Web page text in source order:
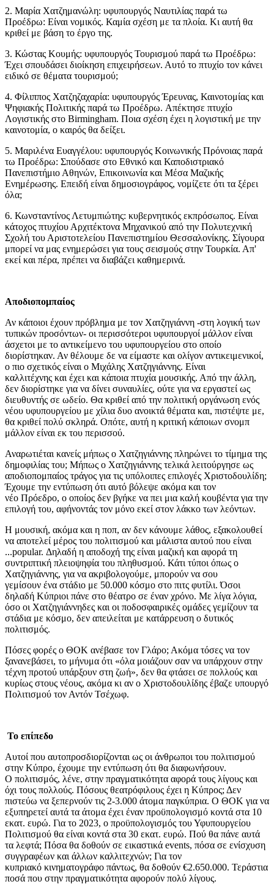
2. Μαρία Χατζημανώλη: υφυπουργός Ναυτιλίας παρά τω
Προέδρω: Είναι νομικός. Καμία σχέση με τα πλοία. Κι αυτή θα
κριθεί με βάση το έργο της.
3. Κώστας Κουμής: υφυπουργός Τουρισμού παρά τω Προέδρω:
Έχει σπουδάσει διοίκηση επιχειρήσεων. Αυτό το πτυχίο τον κάνει
ειδικό σε θέματα τουρισμού;
4. Φίλιππος Χατζηζαχαρία: υφυπουργός Έρευνας, Καινοτομίας και
Ψηφιακής Πολιτικής παρά τω Προέδρω. Απέκτησε πτυχίο
Λογιστικής στο Birmingham. Ποια σχέση έχει η λογιστική με την
καινοτομία, ο καιρός θα δείξει.
5. Μαριλένα Ευαγγέλου: υφυπουργός Κοινωνικής Πρόνοιας παρά
τω Προέδρω: Σπούδασε στο Εθνικό και Καποδιστριακό
Πανεπιστήμιο Αθηνών, Επικοινωνία και Μέσα Μαζικής
Ενημέρωσης. Επειδή είναι δημοσιογράφος, νομίζετε ότι τα ξέρει
όλα;
6. Κωνσταντίνος Λετυμπιώτης: κυβερνητικός εκπρόσωπος. Είναι
κάτοχος πτυχίου Αρχιτέκτονα Μηχανικού από την Πολυτεχνική
Σχολή του Αριστοτελείου Πανεπιστημίου Θεσσαλονίκης. Σίγουρα
μπορεί να μας ενημερώσει για τους σεισμούς στην Τουρκία. Απ'
εκεί και πέρα, πρέπει να διαβάζει καθημερινά.
Αποδιοπομπαίος
Αν κάποιοι έχουν πρόβλημα με τον Χατζηγιάννη -στη λογική των
τυπικών προσόντων- οι περισσότεροι υφυπουργοί μάλλον είναι
άσχετοι με το αντικείμενο του υφυπουργείου στο οποίο
διορίστηκαν. Αν θέλουμε δε να είμαστε και ολίγον αντικειμενικοί,
ο πιο σχετικός είναι ο Μιχάλης Χατζηγιάννης. Είναι
καλλιτέχνης και έχει και κάποια πτυχία μουσικής. Από την άλλη,
δεν διορίστηκε για να δίνει συναυλίες, ούτε για να εργαστεί ως
διευθυντής σε ωδείο. Θα κριθεί από την πολιτική οργάνωση ενός
νέου υφυπουργείου με χίλια δυο ανοικτά θέματα και, πιστέψτε με,
θα κριθεί πολύ σκληρά. Οπότε, αυτή η κριτική κάποιων σνομπ
μάλλον είναι εκ του περισσού.
Αναρωτιέται κανείς μήπως ο Χατζηγιάννης πληρώνει το τίμημα της
δημοφιλίας του; Μήπως ο Χατζηγιάννης τελικά λειτούργησε ως
αποδιοπομπαίος τράγος για τις υπόλοιπες επιλογές Χριστοδουλίδη;
Έχουμε την εντύπωση ότι αυτό βόλεψε ακόμα και τον
νέο Πρόεδρο, ο οποίος δεν βγήκε να πει μια καλή κουβέντα για την
επιλογή του, αφήνοντάς τον μόνο εκεί στον λάκκο των λεόντων.
Η μουσική, ακόμα και η ποπ, αν δεν κάνουμε λάθος, εξακολουθεί
να αποτελεί μέρος του πολιτισμού και μάλιστα αυτού που είναι
...popular. Δηλαδή η αποδοχή της είναι μαζική και αφορά τη
συντριπτική πλειοψηφία του πληθυσμού. Κάτι τύποι όπως ο
Χατζηγιάννης, για να ακριβολογούμε, μπορούν να σου
γεμίσουν ένα στάδιο με 50.000 κόσμο στο πιτς φυτίλι. Όσοι
δηλαδή Κύπριοι πάνε στο θέατρο σε έναν χρόνο. Με λίγα λόγια,
όσο οι Χατζηγιάννηδες και οι ποδοσφαιρικές ομάδες γεμίζουν τα
στάδια με κόσμο, δεν απειλείται με κατάρρευση ο δυτικός
πολιτισμός.
Πόσες φορές ο ΘΟΚ ανέβασε τον Γλάρο; Ακόμα τόσες να τον
ξανανεβάσει, το μήνυμα ότι «όλα μοιάζουν σαν να υπάρχουν στην
τέχνη προτού υπάρξουν στη ζωή», δεν θα φτάσει σε πολλούς και
κυρίως στους νέους, ακόμα κι αν ο Χριστοδουλίδης έβαζε υπουργό
Πολιτισμού τον Αντόν Τσέχωφ.
Το επίπεδο
Αυτοί που αυτοπροσδιορίζονται ως οι άνθρωποι του πολιτισμού
στην Κύπρο, έχουμε την εντύπωση ότι θα διαφωνήσουν.
Ο πολιτισμός, λένε, στην πραγματικότητα αφορά τους λίγους και
όχι τους πολλούς. Πόσους θεατρόφιλους έχει η Κύπρος; Δεν
πιστεύω να ξεπερνούν τις 2-3.000 άτομα παγκύπρια. Ο ΘΟΚ για να
εξυπηρετεί αυτά τα άτομα έχει έναν προϋπολογισμό κοντά στα 10
εκατ. ευρώ. Για το 2023, ο προϋπολογισμός του Υφυπουργείου
Πολιτισμού θα είναι κοντά στα 30 εκατ. ευρώ. Πού θα πάνε αυτά
τα λεφτά; Πόσα θα δοθούν σε εικαστικά events, πόσα σε ενίσχυση
συγγραφέων και άλλων καλλιτεχνών; Για τον
κυπριακό κινηματογράφο πάντως, θα δοθούν €2.650.000. Τεράστια
ποσά που στην πραγματικότητα αφορούν πολύ λίγους.